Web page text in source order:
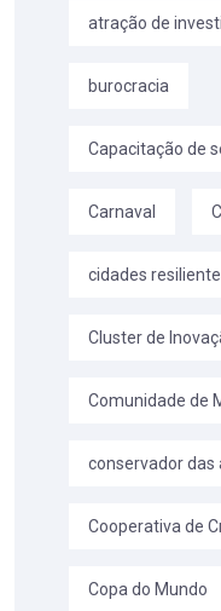
atração de
burocracia
Capacitação de
Carnaval
cidades
Cluster de
Comunidade de
conservador das
Cooperativa de
Copa do Mundo